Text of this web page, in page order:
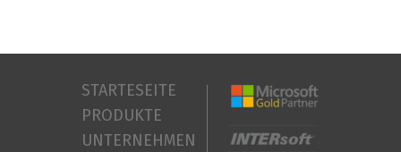
STARTESEITE
PRODUKTE
UNTERNEHMEN